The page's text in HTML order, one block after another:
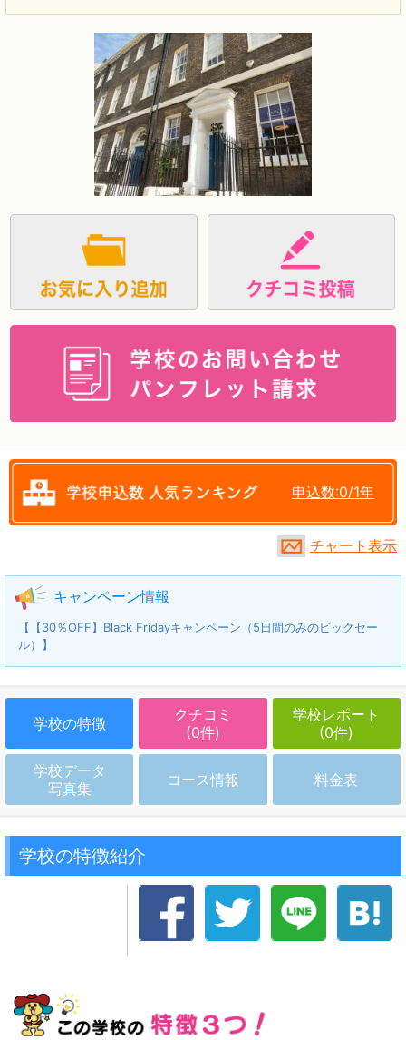
申込数:0/1年
チャート表示
キャンペーン情報
【【30％OFF】Black Fridayキャンペーン（5日間のみのビックセー
ル）】
学校の特徴
クチコミ
(0件)
学校レポート
(0件)
学校データ
写真集
コース情報 料金表
学校の特徴紹介